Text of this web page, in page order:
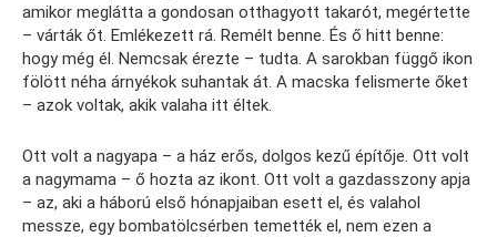
amikor meglátta a gondosan otthagyott takarót, megértette
– várták őt. Emlékezett rá. Remélt benne. És ő hitt benne:
hogy még él. Nemcsak érezte – tudta. A sarokban függő ikon
fölött néha árnyékok suhantak át. A macska felismerte őket
– azok voltak, akik valaha itt éltek.
Ott volt a nagyapa – a ház erős, dolgos kezű építője. Ott volt
a nagymama – ő hozta az ikont. Ott volt a gazdasszony apja
– az, aki a háború első hónapjaiban esett el, és valahol
messze, egy bombatölcsérben temették el, nem ezen a